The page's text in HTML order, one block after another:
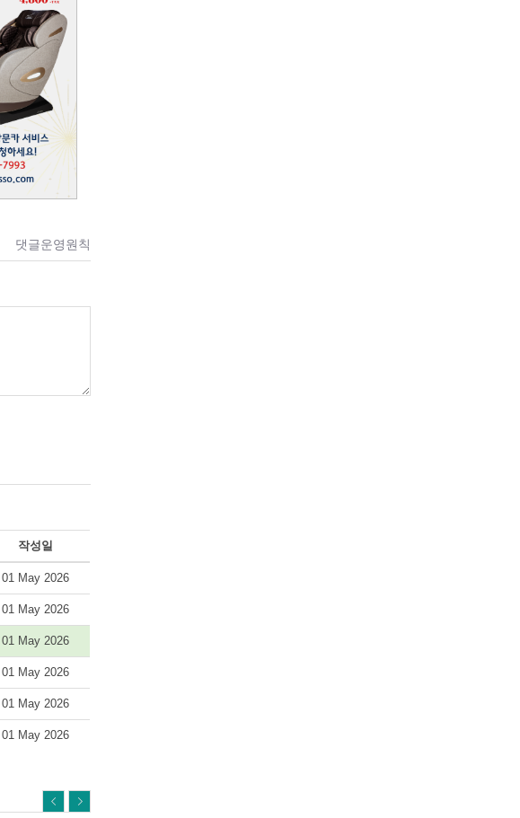
댓글운영원칙
작성일
01 May 2026
01 May 2026
01 May 2026
01 May 2026
01 May 2026
01 May 2026